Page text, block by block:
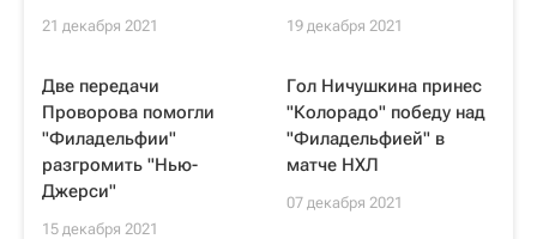
21 декабря 2021 19 декабря 2021
Две передачи
Проворова помогли
"Филадельфии"
разгромить "Нью-
Джерси"
15 декабря 2021
Гол Ничушкина принес
"Колорадо" победу над
"Филадельфией" в
матче НХЛ
07 декабря 2021